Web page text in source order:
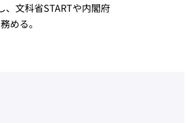
文科省STARTや内閣府
める。